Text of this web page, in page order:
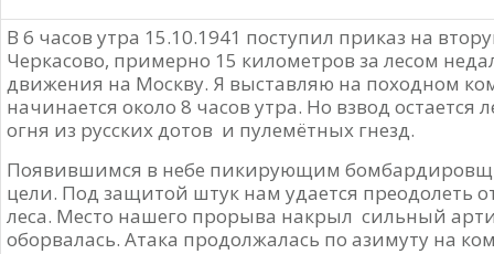
В 6 часов утра 15.10.1941 поступил приказ на
Черкасово, примерно 15 километров за лесом
движения на Москву. Я выставляю на походном
начинается около 8 часов утра. Но взвод остается
огня из русских дотов и пулемётных гнезд.
Появившимся в небе пикирующим
цели. Под защитой штук нам удается преодолеть
леса. Место нашего прорыва накрыл сильный
оборвалась. Атака продолжалась по азимуту на